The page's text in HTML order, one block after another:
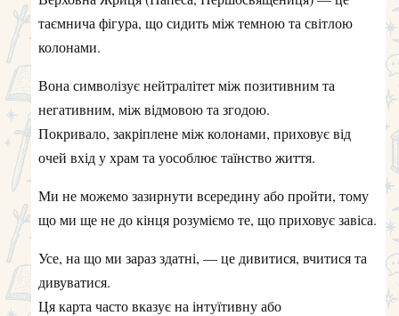
таємнича фігура, що сидить між темною та світлою
колонами.
Вона символізує нейтралітет між позитивним та
негативним, між відмовою та згодою.
Покривало, закріплене між колонами, приховує від
очей вхід у храм та уособлює таїнство життя.
Ми не можемо зазирнути всередину або пройти, тому
що ми ще не до кінця розуміємо те, що приховує завіса.
Усе, на що ми зараз здатні, — це дивитися, вчитися та
дивуватися.
Ця карта часто вказує на інтуїтивну або